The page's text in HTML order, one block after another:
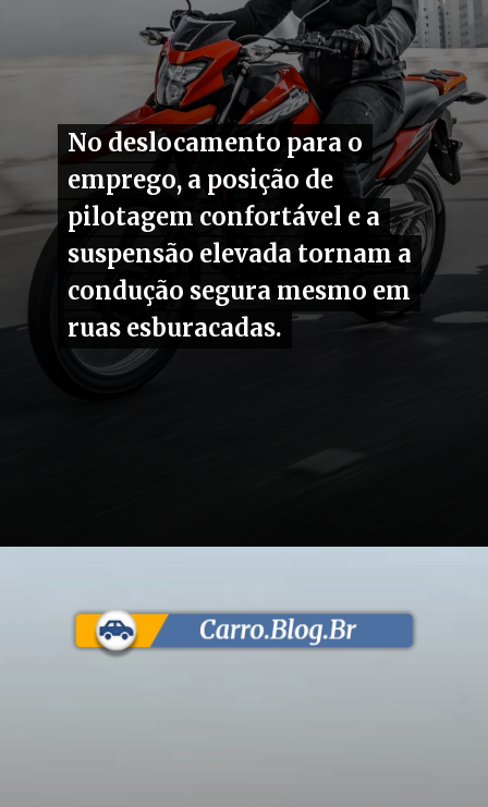
No deslocamento para o
emprego, a posição de
pilotagem confortável e a
suspensão elevada tornam a
condução segura mesmo em
ruas esburacadas.
No deslocamento para o
emprego, a posição de
pilotagem confortável e a
suspensão elevada tornam a
condução segura mesmo em
ruas esburacadas.